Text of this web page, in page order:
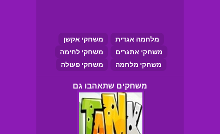
מלחמה אגדית
משחקי אקשן
משחקי אתגרים
משחקי לחימה
משחקי מלחמה
משחקי פעולה
משחקים שתאהבו גם